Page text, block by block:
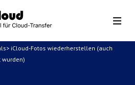
> iCloud-Fotos wiederherstellen (auch